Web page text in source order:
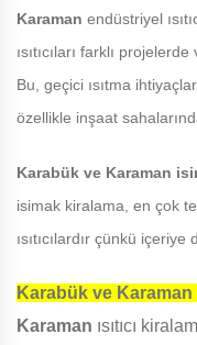
Karaman endüstriyel
ısıtıcıları farklı
Bu, geçici ısıtma
özellikle inşaat
Karabük ve Karaman
isimak kiralama, en çok
ısıtıcılardır çünkü içeriye
Karabük ve Karaman
Karaman ısıtıcı